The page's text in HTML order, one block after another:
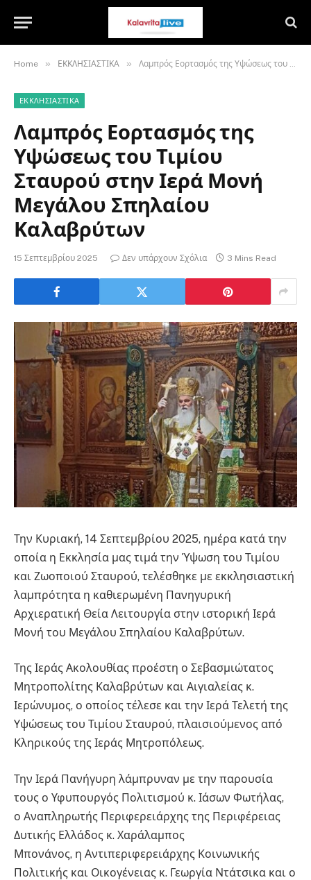
Home » ΕΚΚΛΗΣΙΑΣΤΙΚΑ » Λαμπρός Εορτασμός της Υψώσεως του Τιμίου Σταυρού στην Ιερά Μονή Μεγάλου Σπηλαίου Καλαβρύτων
ΕΚΚΛΗΣΙΑΣΤΙΚΑ
Λαμπρός Εορτασμός της
Υψώσεως του Τιμίου
Σταυρού στην Ιερά Μονή
Μεγάλου Σπηλαίου
Καλαβρύτων
15 Σεπτεμβρίου 2025 Δεν υπάρχουν Σχόλια 3 Mins Read
Την Κυριακή, 14 Σεπτεμβρίου 2025, ημέρα κατά την
οποία η Εκκλησία μας τιμά την Ύψωση του Τιμίου
και Ζωοποιού Σταυρού, τελέσθηκε με εκκλησιαστική
λαμπρότητα η καθιερωμένη Πανηγυρική
Αρχιερατική Θεία Λειτουργία στην ιστορική Ιερά
Μονή του Μεγάλου Σπηλαίου Καλαβρύτων.
Της Ιεράς Ακολουθίας προέστη ο Σεβασμιώτατος
Μητροπολίτης Καλαβρύτων και Αιγιαλείας κ.
Ιερώνυμος, ο οποίος τέλεσε και την Ιερά Τελετή της
Υψώσεως του Τιμίου Σταυρού, πλαισιούμενος από
Κληρικούς της Ιεράς Μητροπόλεως.
Την Ιερά Πανήγυρη λάμπρυναν με την παρουσία
τους ο Υφυπουργός Πολιτισμού κ. Ιάσων Φωτήλας,
ο Αναπληρωτής Περιφερειάρχης της Περιφέρειας
Δυτικής Ελλάδος κ. Χαράλαμπος
Μπονάνος, η Αντιπεριφερειάρχης Κοινωνικής
Πολιτικής και Οικογένειας κ. Γεωργία Ντάτσικα και ο